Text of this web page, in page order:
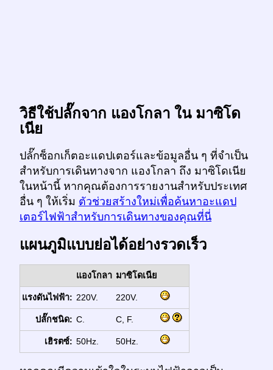
วิธีใช้ปลั๊กจาก แองโกลา ใน มาซิโด
เนีย
ปลั๊กซ็อกเก็ตอะแดปเตอร์และข้อมูลอื่น ๆ ที่จำเป็น
สำหรับการเดินทางจาก แองโกลา ถึง มาซิโดเนีย
ในหน้านี้ หากคุณต้องการรายงานสำหรับประเทศ
อื่น ๆ ให้เริ่ม ตัวช่วยสร้างใหม่เพื่อค้นหาอะแดป
เตอร์ไฟฟ้าสำหรับการเดินทางของคุณที่นี่
แผนภูมิแบบย่อได้อย่างรวดเร็ว
แองโกลา มาซิโดเนีย
แรงดันไฟฟ้า: 220V. 220V.
ปลั๊กชนิด: C. C, F.
เฮิรตซ์: 50Hz. 50Hz.